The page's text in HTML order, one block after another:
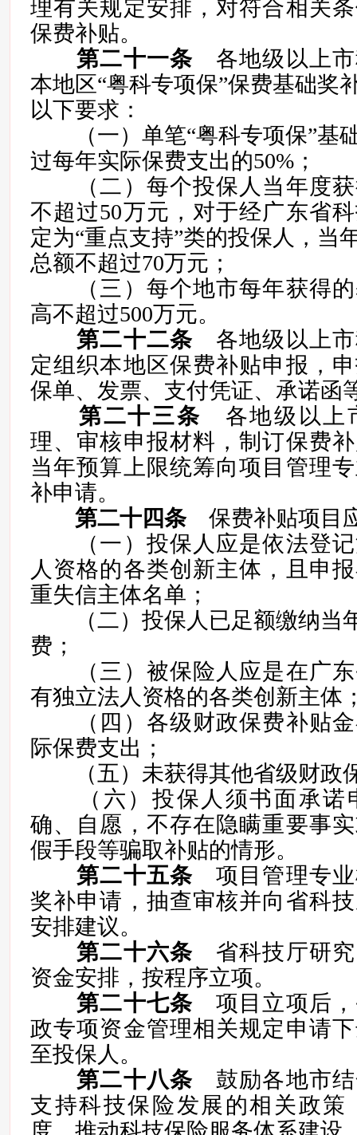
理有关规定安排，对符合相关
保费补贴。
第二十一条 各地级以上市
本地区“粤科专项保”保费基础奖
以下要求：
（一）单笔“粤科专项保”基
过每年实际保费支出的50%；
（二）每个投保人当年度获
不超过50万元，对于经广东省
定为“重点支持”类的投保人，当
总额不超过70万元；
（三）每个地市每年获得的
高不超过500万元。
第二十二条 各地级以上市
定组织本地区保费补贴申报，
保单、发票、支付凭证、承诺函
第二十三条 各地级以上
理、审核申报材料，制订保费
当年预算上限统筹向项目管理
补申请。
第二十四条保费补贴项目
（一）投保人应是依法登记
人资格的各类创新主体，且申
重失信主体名单；
（二）投保人已足额缴纳当
费；
（三）被保险人应是在广东
有独立法人资格的各类创新主体
（四）各级财政保费补贴金
际保费支出；
（五）未获得其他省级财政
（六）投保人须书面承诺
确、自愿，不存在隐瞒重要事
假手段等骗取补贴的情形。
第二十五条 项目管理专业
奖补申请，抽查审核并向省科
安排建议。
第二十六条 省科技厅研究
资金安排，按程序立项。
第二十七条 项目立项后，
政专项资金管理相关规定申请
至投保人。
第二十八条 鼓励各地市结
支持科技保险发展的相关政策